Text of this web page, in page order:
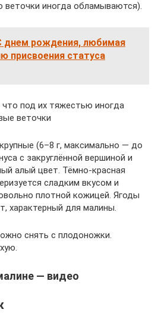
веточки иногда обламываются).
днем рождения, любимая
присвоения статуса
под их тяжестью иногда
веточки
(6–8 г, максимально — до
с закруглённой вершиной и
алый цвет. Тёмно-красная
сладким вкусом и
плотной кожицей. Ягоды
характерный для малины.
снять с плодоножки.
— видео